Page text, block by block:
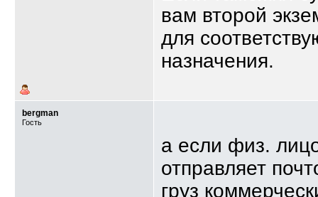
вам второй
для
назначения.
bergman
Гость
а если физ.
отправляет
груз